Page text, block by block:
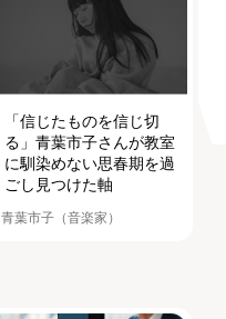
「信じたものを信じ切
る」青葉市子さんが教室
に馴染めない思春期を過
ごし見つけた軸
青葉市子（音楽家）